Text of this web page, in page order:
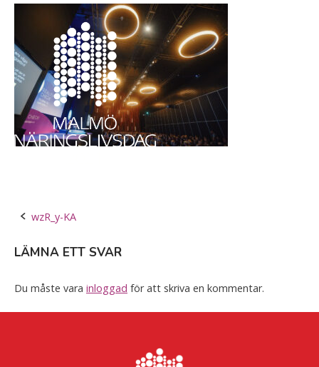
Skip
content
Post
navigation
wzR_y-KA
LÄMNA ETT SVAR
Du måste vara inloggad för att skriva en kommentar.